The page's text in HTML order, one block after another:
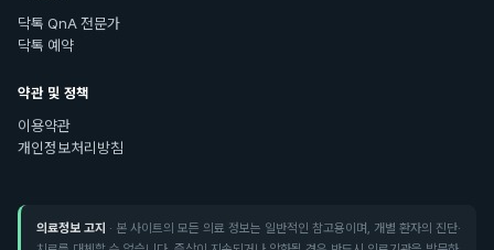
닥톡 QnA 전문가
닥톡 예약
약관 및 정책
이용약관
개인정보처리방침
의료정보 고지 · 본 사이트의 모든 의료 정보는 일반적인 참고용이며, 개별 환자의 진단·